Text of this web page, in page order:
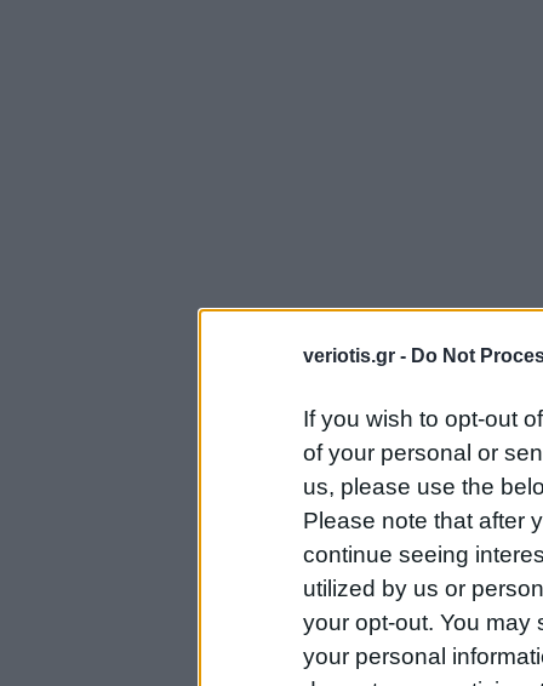
veriotis.gr - Do Not
If you wish to opt-out
of your personal or
us, please use the
Please note that after
continue seeing
utilized by us or
your opt-out. You may
your personal